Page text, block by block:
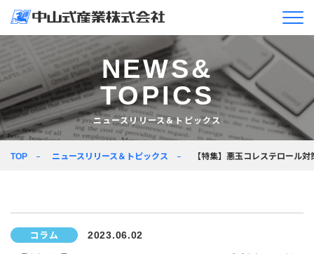
ニュースリリース＆トピックス
製品情報
NEWS&
TOPICS
ニュースリリース＆トピックス
TOP ニュースリリース＆トピックス 【特集】悪玉コレステロール
コラム 2023.06.02